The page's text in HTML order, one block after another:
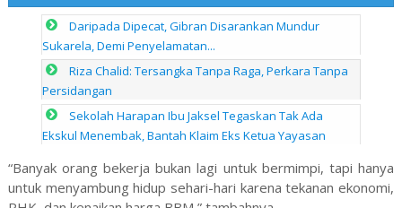
Daripada Dipecat, Gibran Disarankan Mundur
Sukarela, Demi Penyelamatan...
Riza Chalid: Tersangka Tanpa Raga, Perkara Tanpa
Persidangan
Sekolah Harapan Ibu Jaksel Tegaskan Tak Ada
Ekskul Menembak, Bantah Klaim Eks Ketua Yayasan
“Banyak orang bekerja bukan lagi untuk bermimpi, tapi hanya
untuk menyambung hidup sehari-hari karena tekanan ekonomi,